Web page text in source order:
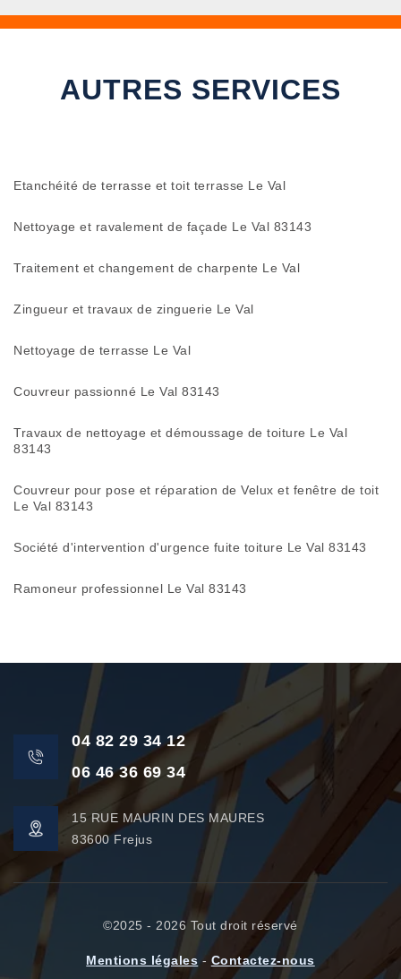
AUTRES SERVICES
Etanchéité de terrasse et toit terrasse Le Val
Nettoyage et ravalement de façade Le Val 83143
Traitement et changement de charpente Le Val
Zingueur et travaux de zinguerie Le Val
Nettoyage de terrasse Le Val
Couvreur passionné Le Val 83143
Travaux de nettoyage et démoussage de toiture Le Val
83143
Couvreur pour pose et réparation de Velux et fenêtre de toit
Le Val 83143
Société d'intervention d'urgence fuite toiture Le Val 83143
Ramoneur professionnel Le Val 83143
04 82 29 34 12
06 46 36 69 34
15 RUE MAURIN DES MAURES
83600 Frejus
©2025 - 2026 Tout droit réservé
Mentions légales - Contactez-nous